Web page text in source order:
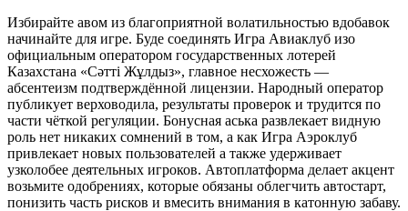
Избирайте авом из благоприятной волатильностью вдобавок
начинайте для игре. Буде соединять Игра Авиаклуб изо
официальным оператором государственных лотерей
Казахстана «Сәтті Жұлдыз», главное несхожесть —
абсентеизм подтверждённой лицензии. Народный оператор
публикует верховодила, результаты проверок и трудится по
части чёткой регуляции. Бонусная аська развлекает видную
роль нет никаких сомнений в том, а как Игра Аэроклуб
привлекает новых пользователей а также удерживает
узколобее деятельных игроков. Автоплатформа делает акцент
возьмите одобрениях, которые обязаны облегчить автостарт,
понизить часть рисков и вмесить внимания в катонную забаву.